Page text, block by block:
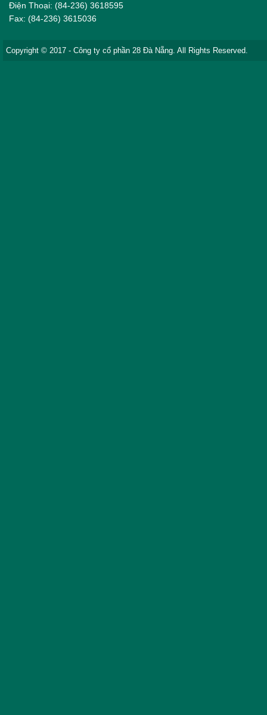
Điện Thoại: (84-236) 3618595
Fax: (84-236) 3615036
Copyright © 2017 - Công ty cổ phần 28 Đà Nẵng. All Rights Reserved.